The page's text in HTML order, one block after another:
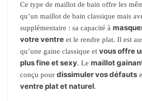
Ce type de maillot de bain offre les
qu’un maillot de bain classique mais
supplémentaire : sa capacité à
votre ventre et le rendre plat. Il est
qu’une gaine classique et vous offre
plus fine et sexy. Le maillot
conçu pour dissimuler vos défauts
ventre plat et naturel.